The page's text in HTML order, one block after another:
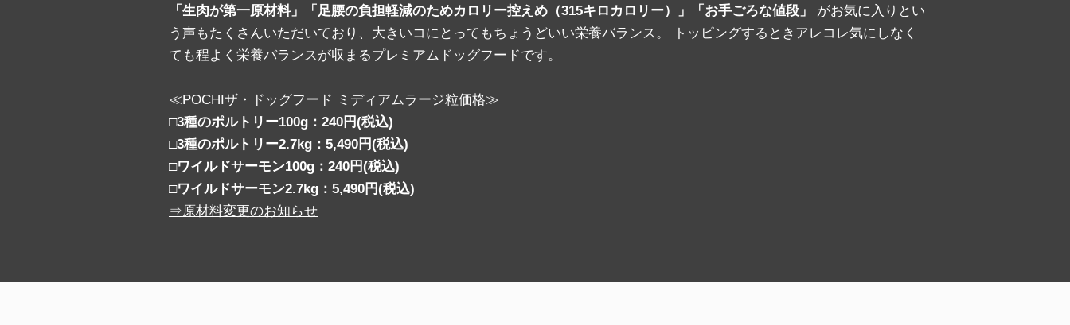
「生肉が第一原材料」「足腰の負担軽減のためカロリー控えめ（315キロカロリー）」「お手ごろな値段」
がお気に入りとい
う声もたくさんいただいており、大きいコにとってもちょうどいい栄養バランス。 トッピングするときアレコレ気にしなく
ても程よく栄養バランスが収まるプレミアムドッグフードです。
≪POCHIザ・ドッグフード ミディアムラージ粒価格≫
□3種のポルトリー100g：240円(税込)
□3種のポルトリー2.7kg：5,490円(税込)
□ワイルドサーモン100g：240円(税込)
□ワイルドサーモン2.7kg：5,490円(税込)
⇒原材料変更のお知らせ